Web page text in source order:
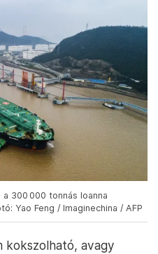
300 000 tonnás Ioanna
Yao Feng / Imaginechina / AFP
kokszolható, avagy